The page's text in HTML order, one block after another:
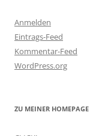
Anmelden
Eintrags-Feed
Kommentar-Feed
WordPress.org
ZU MEINER HOMEPAGE